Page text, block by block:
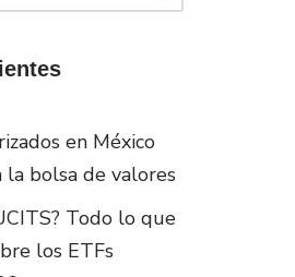
en México
bolsa de valores
Todo lo que
los ETFs